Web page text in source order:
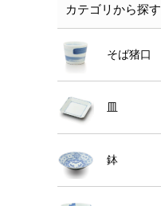
カテゴリから探す
そば猪口
鉢